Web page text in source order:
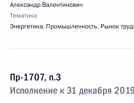
Александр Валентинович
Тематика
Энергетика, Промышленность, Рынок
Пр-1707, п.3
Исполнение к 31 декабря